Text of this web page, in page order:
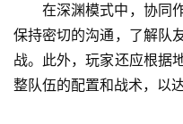
在深渊模式中，协同
保持密切的沟通，了解队
战。此外，玩家还应根据
整队伍的配置和战术，以